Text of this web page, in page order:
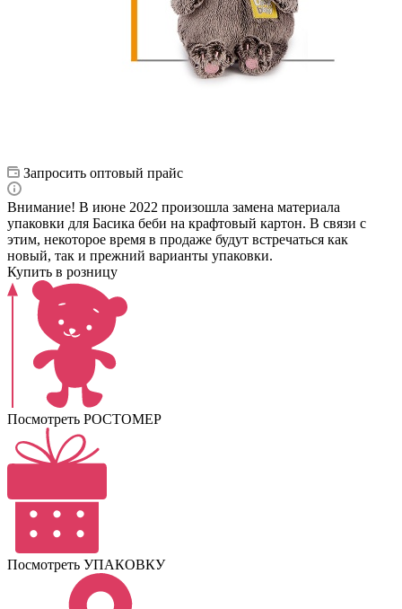
Запросить оптовый прайс
Внимание! В июне 2022 произошла замена материала
упаковки для Басика беби на крафтовый картон. В связи с
этим, некоторое время в продаже будут встречаться как
новый, так и прежний варианты упаковки.
Купить в розницу
Посмотреть РОСТОМЕР
Посмотреть УПАКОВКУ